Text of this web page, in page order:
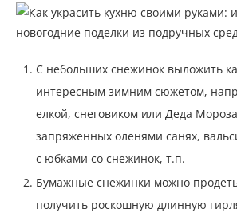
С небольших снежинок выложить
интересным зимним сюжетом,
елкой, снеговиком или Деда
запряженных оленями санях,
с юбками со снежинок, т.п.
Бумажные снежинки можно
получить роскошную длинную